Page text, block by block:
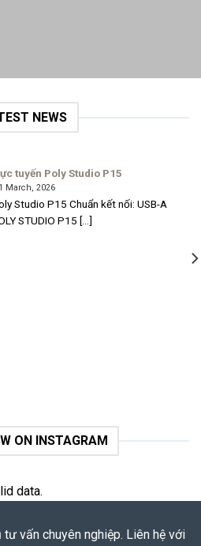
NEWS
tuyến Poly Studio P15
March, 2026
Studio P15 Chuẩn kết nối: USB-A
STUDIO P15 [...]
ON INSTAGRAM
data.
vấn chuyên nghiệp. Liên hệ với